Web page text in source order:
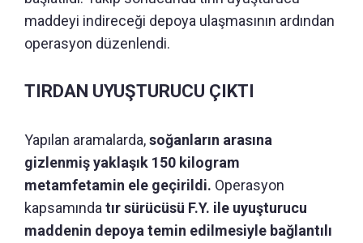
maddeyi indireceği depoya ulaşmasının ardından
operasyon düzenlendi.
TIRDAN UYUŞTURUCU ÇIKTI
Yapılan aramalarda,soğanların arasına
gizlenmiş yaklaşık 150 kilogram
metamfetamin ele geçirildi. Operasyon
kapsamında tır sürücüsü F.Y. ile uyuşturucu
maddenin depoya temin edilmesiyle bağlantılı